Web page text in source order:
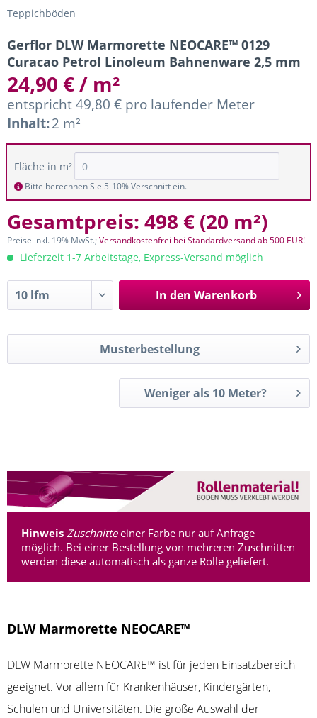
Teppichböden
Gerflor DLW Marmorette NEOCARE™ 0129
Curacao Petrol Linoleum Bahnenware 2,5 mm
24,90 € / m²
entspricht 49,80 € pro laufender Meter
Inhalt:2 m²
Fläche in m²
Bitte berechnen Sie 5-10% Verschnitt ein.
Gesamtpreis: 498 € (20 m²)
Preise inkl. 19% MwSt.;Versandkostenfrei bei Standardversand ab 500 EUR!
Lieferzeit 1-7 Arbeitstage, Express-Versand möglich
In den Warenkorb
Musterbestellung
Weniger als 10 Meter?
Hinweis Zuschnitteeiner Farbe nur auf Anfrage
möglich. Bei einer Bestellung von mehreren Zuschnitten
werden diese automatisch als ganze Rolle geliefert.
DLW Marmorette NEOCARE™
DLW Marmorette NEOCARE™ ist für jeden Einsatzbereich
geeignet. Vor allem für Krankenhäuser, Kindergärten,
Schulen und Universitäten. Die große Auswahl der